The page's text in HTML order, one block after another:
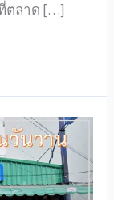
ตลาด […]